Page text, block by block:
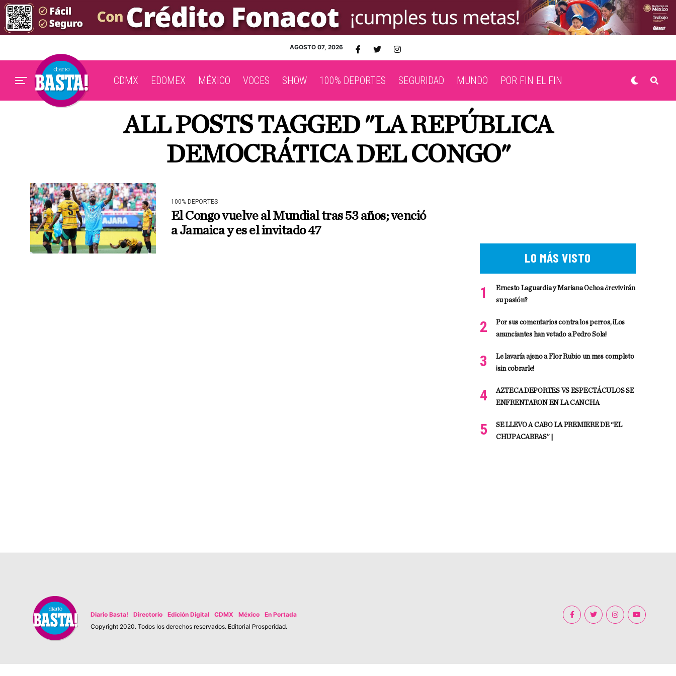
AGOSTO 07, 2026
CDMX EDOMEX MÉXICO VOCES SHOW 100% DEPORTES SEGURIDAD MUNDO POR FIN EL FIN
ALL POSTS TAGGED "LA REPÚBLICA
DEMOCRÁTICA DEL CONGO"
100% DEPORTES
El Congo vuelve al Mundial tras 53 años; venció
a Jamaica y es el invitado 47
LO MÁS VISTO
Ernesto Laguardia y Mariana Ochoa ¿revivirán
su pasión?
Por sus comentarios contra los perros, ¡Los
anunciantes han vetado a Pedro Sola!
Le lavaría ajeno a Flor Rubio un mes completo
¡sin cobrarle!
AZTECA DEPORTES VS ESPECTÁCULOS SE
ENFRENTARON EN LA CANCHA
SE LLEVO A CABO LA PREMIERE DE “EL
CHUPACABRAS” |
Diario Basta! Directorio Edición Digital CDMX México
En Portada
Copyright 2020. Todos los derechos reservados. Editorial Prosperidad.